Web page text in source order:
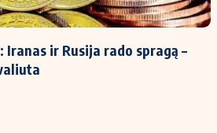
Titulinis
Nedarbo išmokos skaičiuoklė
Iranas ir Rusija rado spragą –